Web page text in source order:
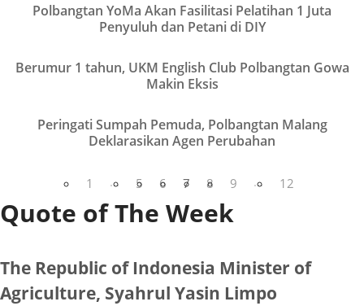
VIEW
Polbangtan YoMa Akan Fasilitasi Pelatihan 1 Juta
Penyuluh dan Petani di DIY
VIEW
Berumur 1 tahun, UKM English Club Polbangtan Gowa
Makin Eksis
VIEW
Peringati Sumpah Pemuda, Polbangtan Malang
Deklarasikan Agen Perubahan
1 ... 5 6 7 8 9 ... 12
Quote of The Week
The Republic of Indonesia Minister of
Agriculture, Syahrul Yasin Limpo